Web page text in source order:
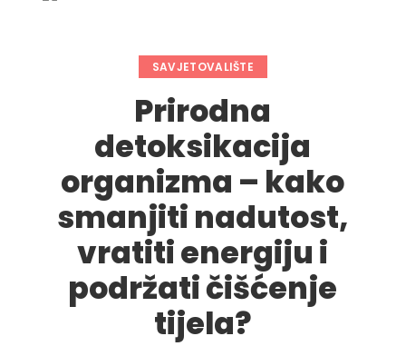
SAVJETOVALIŠTE
Prirodna
detoksikacija
organizma – kako
smanjiti nadutost,
vratiti energiju i
podržati čišćenje
tijela?